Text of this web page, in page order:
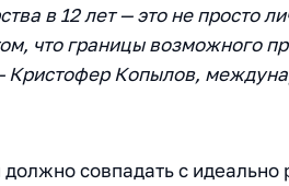
в 12 лет — это не просто
что границы возможного
Копылов,
совпадать с идеально